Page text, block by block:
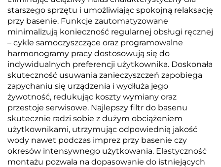
starszego sprzętu i umożliwiając spokojną relaksację
przy basenie. Funkcje zautomatyzowane
minimalizują konieczność regularnej obsługi ręcznej
– cykle samoczyszczące oraz programowalne
harmonogramy pracy dostosowują się do
indywidualnych preferencji użytkownika. Doskonała
skuteczność usuwania zanieczyszczeń zapobiega
zapychaniu się urządzenia i wydłuża jego
żywotność, redukując koszty wymiany oraz
przestoje serwisowe. Najlepszy filtr do basenu
skutecznie radzi sobie z dużym obciążeniem
użytkownikami, utrzymując odpowiednią jakość
wody nawet podczas imprez przy basenie czy
okresów intensywnego użytkowania. Elastyczność
montażu pozwala na dopasowanie do istniejących